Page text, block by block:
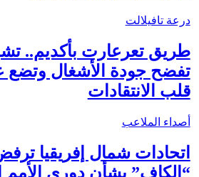
درعة تافيلالت
طريق تعرعارت بأكديم..
تفضح جودة الأشغال
قلب الانتقادات
أصداء الملاعب
اتحادات شمال إفريقيا
“الكاف” بشأن دوري الأمم